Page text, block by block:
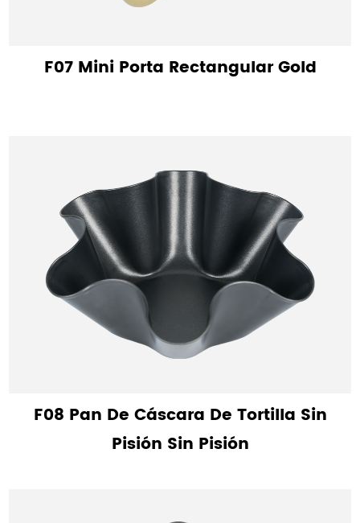
F07 Mini Porta Rectangular Gold
F08 Pan De Cáscara De Tortilla Sin
Pisión Sin Pisión